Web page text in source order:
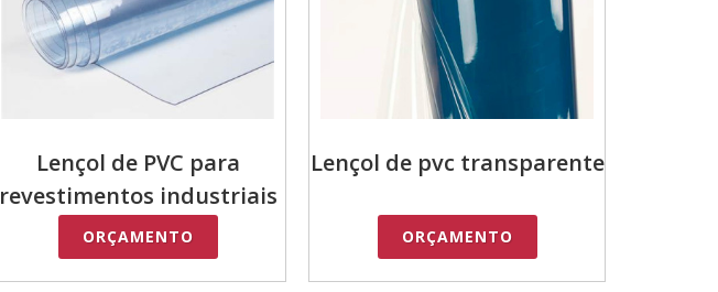
Lençol de PVC para
revestimentos industriais
ORÇAMENTO
Lençol de pvc transparente
ORÇAMENTO